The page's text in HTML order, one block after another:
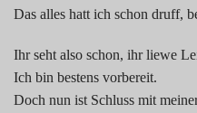
Das alles hatt ich schon druff,
Ihr seht also schon, ihr liewe
Ich bin bestens vorbereit.
Doch nun ist Schluss mit